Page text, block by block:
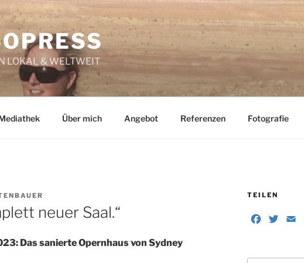
LOKAL & WELTWEIT
Über mich Angebot Referenzen Fotografie
neuer Saal.“
Das sanierte Opernhaus von Sydney
TEILEN
e
t
i